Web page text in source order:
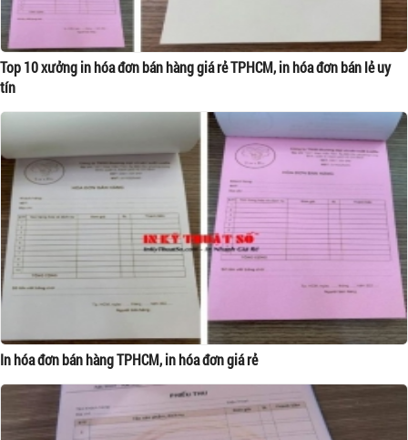
Top 10 xưởng in hóa đơn bán hàng giá rẻ TPHCM, in hóa đơn bán lẻ uy
tín
In hóa đơn bán hàng TPHCM, in hóa đơn giá rẻ